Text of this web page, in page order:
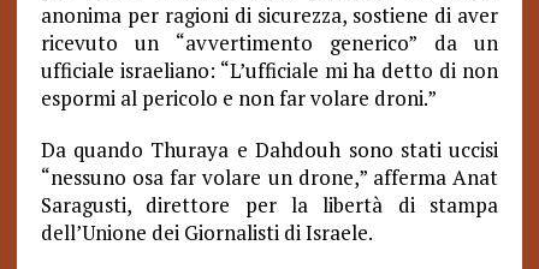
anonima per ragioni di sicurezza, sostiene di aver
ricevuto un “avvertimento generico” da un
ufficiale israeliano: “L’ufficiale mi ha detto di non
espormi al pericolo e non far volare droni.”
Da quando Thuraya e Dahdouh sono stati uccisi
“nessuno osa far volare un drone,” afferma Anat
Saragusti, direttore per la libertà di stampa
dell’Unione dei Giornalisti di Israele.